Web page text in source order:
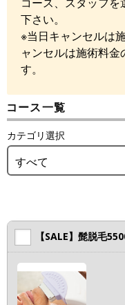
下さい。
※当日キャンセルは
ャンセルは施術料金
す。
コース一覧
カテゴリ選択
すべて
【SALE】髭脱毛